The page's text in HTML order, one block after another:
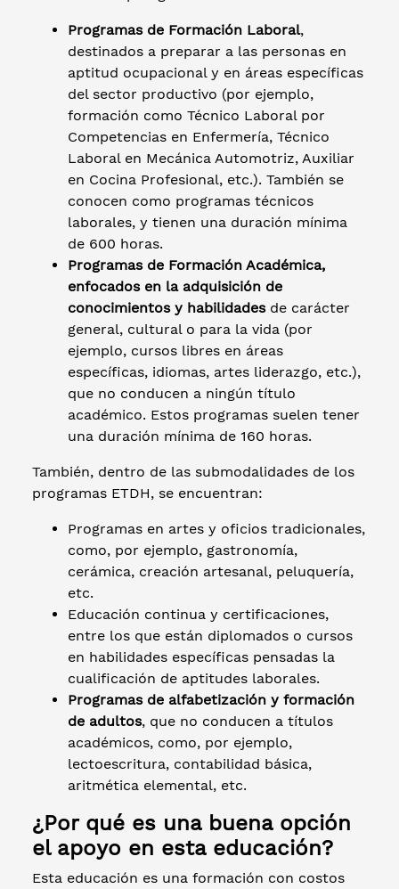
Programas de Formación Laboral,
destinados a preparar a las personas en
aptitud ocupacional y en áreas específicas
del sector productivo (por ejemplo,
formación como Técnico Laboral por
Competencias en Enfermería, Técnico
Laboral en Mecánica Automotriz, Auxiliar
en Cocina Profesional, etc.). También se
conocen como programas técnicos
laborales, y tienen una duración mínima
de 600 horas.
Programas de Formación Académica,
enfocados en la adquisición de
conocimientos y habilidadesde carácter
general, cultural o para la vida (por
ejemplo, cursos libres en áreas
específicas, idiomas, artes liderazgo, etc.),
que no conducen a ningún título
académico. Estos programas suelen tener
una duración mínima de 160 horas.
También, dentro de las submodalidades de los
programas ETDH, se encuentran:
Programas en artes y oficios tradicionales,
como, por ejemplo, gastronomía,
cerámica, creación artesanal, peluquería,
etc.
Educación continua y certificaciones,
entre los que están diplomados o cursos
en habilidades específicas pensadas la
cualificación de aptitudes laborales.
Programas de alfabetización y formación
de adultos, que no conducen a títulos
académicos, como, por ejemplo,
lectoescritura, contabilidad básica,
aritmética elemental, etc.
¿Por qué es una buena opción
el apoyo en esta educación?
Esta educación es una formación con costos